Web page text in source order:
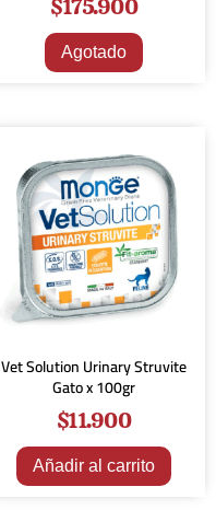
$175.900
Agotado
Vet Solution Urinary Struvite
Gato x 100gr
$11.900
Añadir al carrito